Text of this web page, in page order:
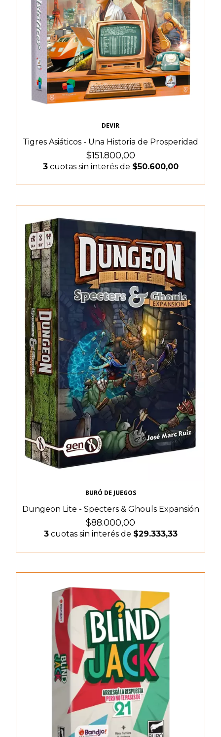
DEVIR
Tigres Asiáticos - Una Historia de Prosperidad
$151.800,00
3cuotas sin interés de $50.600,00
BURÓ DE JUEGOS
Dungeon Lite - Specters & Ghouls Expansión
$88.000,00
3cuotas sin interés de $29.333,33